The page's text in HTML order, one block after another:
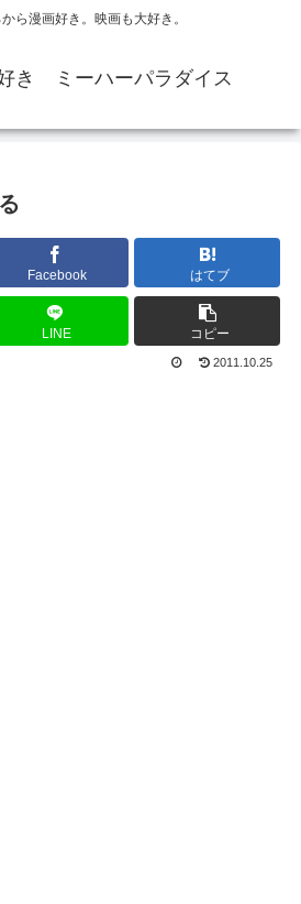
ら漫画好き。映画も大好き。
き ミーハーパラダイス
Facebook はてブ
LINE コピー
2011.10.25